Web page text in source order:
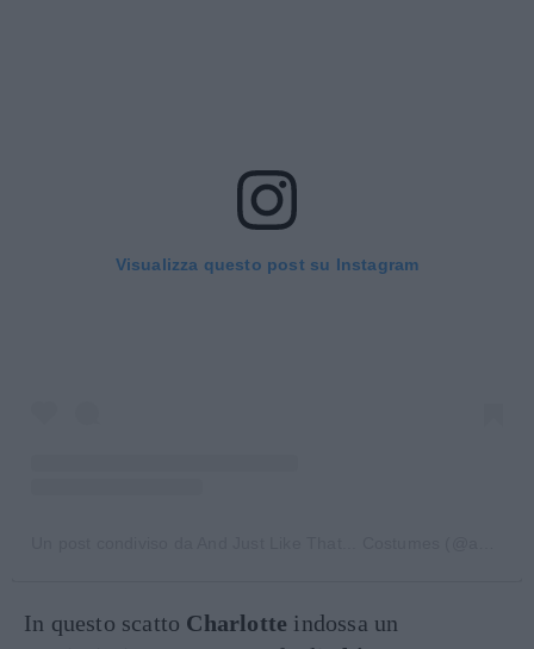
Visualizza questo post su Instagram
In questo scatto Charlotte indossa un